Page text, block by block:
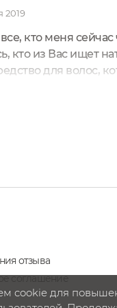
можно наносить
как
средств или для
макияжа.
2019
кто меня сейчас
кто из Вас ищет
для волос,
силиконов?
отзыва
соглашение
cookie для